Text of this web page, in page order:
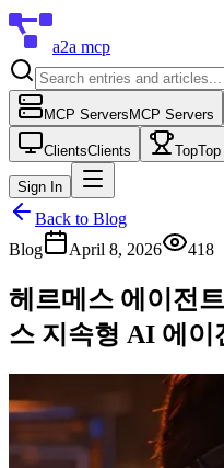
a2a mcp
MCP Servers MCP Servers
ClientsClients TopTop
Sign In
Back to Blog
Blog
April 8, 2026 418
헤르메스 에이전
스 지속형 AI 에이